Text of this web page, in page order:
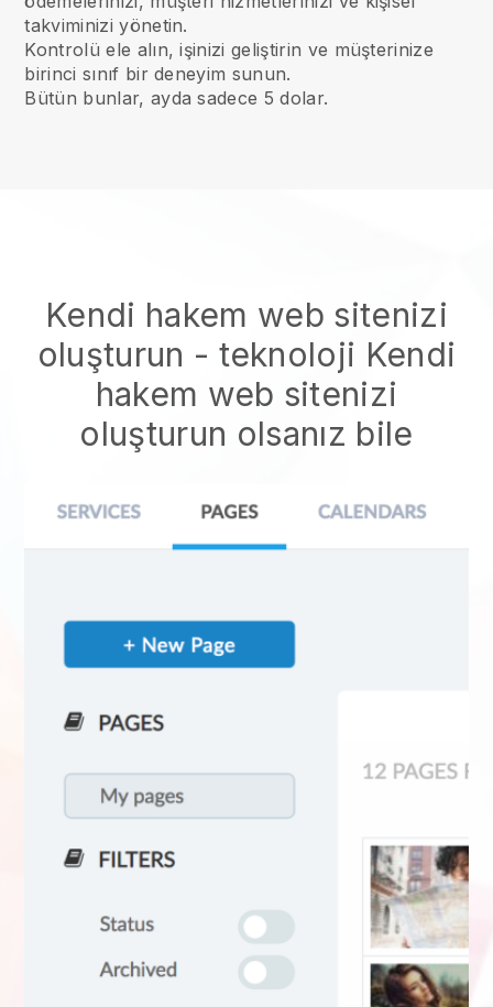
takviminizi yönetin.
Kontrolü ele alın, işinizi geliştirin ve müşterinize
birinci sınıf bir deneyim sunun.
Bütün bunlar, ayda sadece 5 dolar.
Kendi hakem web sitenizi
oluşturun - teknoloji Kendi
hakem web sitenizi
oluşturun olsanız bile